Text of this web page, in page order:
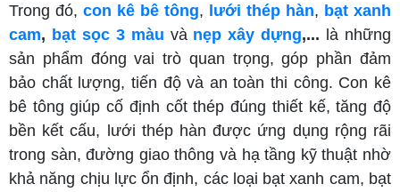
Trong đó, con kê bê tông, lưới thép hàn, bạt xanh
cam, bạt sọc 3 màu và nẹp xây dựng,... là những
sản phẩm đóng vai trò quan trọng, góp phần đảm
bảo chất lượng, tiến độ và an toàn thi công. Con kê
bê tông giúp cố định cốt thép đúng thiết kế, tăng độ
bền kết cấu, lưới thép hàn được ứng dụng rộng rãi
trong sàn, đường giao thông và hạ tầng kỹ thuật nhờ
khả năng chịu lực ổn định, các loại bạt xanh cam, bạt